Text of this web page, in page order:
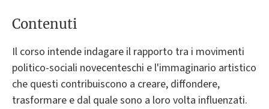
Contenuti
Il corso intende indagare il rapporto tra i movimenti
politico-sociali novecenteschi e l'immaginario artistico
che questi contribuiscono a creare, diffondere,
trasformare e dal quale sono a loro volta influenzati.